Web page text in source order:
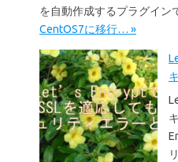
を自動作成するプラグイン
CentOS7に移行… »